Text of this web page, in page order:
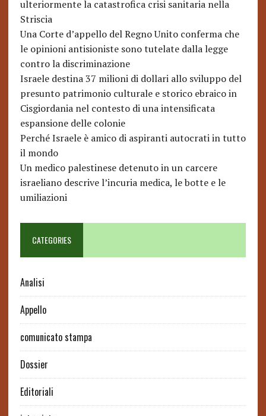
ulteriormente la catastrofica crisi sanitaria nella
Striscia
Una Corte d’appello del Regno Unito conferma che
le opinioni antisioniste sono tutelate dalla legge
contro la discriminazione
Israele destina 37 milioni di dollari allo sviluppo del
presunto patrimonio culturale e storico ebraico in
Cisgiordania nel contesto di una intensificata
espansione delle colonie
Perché Israele è amico di aspiranti autocrati in tutto
il mondo
Un medico palestinese detenuto in un carcere
israeliano descrive l’incuria medica, le botte e le
umiliazioni
CATEGORIES
Analisi
Appello
comunicato stampa
Dossier
Editoriali